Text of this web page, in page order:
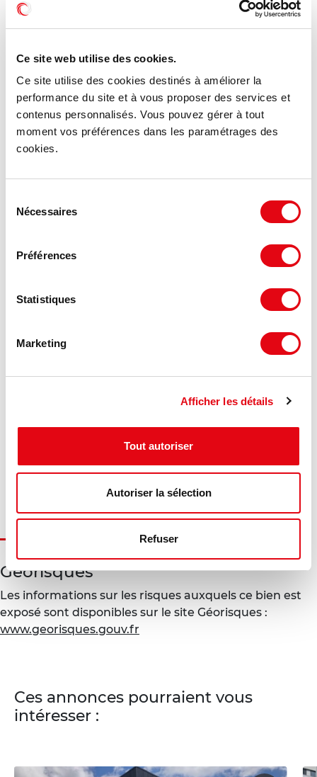
Ce site web utilise des cookies.
Ce site utilise des cookies destinés à améliorer la
performance du site et à vous proposer des services et
contenus personnalisés. Vous pouvez gérer à tout
moment vos préférences dans les paramétrages des
cookies.
Nécessaires
Préférences
Statistiques
Marketing
Afficher les détails
Tout autoriser
Autoriser la sélection
Refuser
Consommation énergétique :
Diagnostic en cours de réalisation
Gaz à effet de serre :
Géorisques
Les informations sur les risques auxquels ce bien est
exposé sont disponibles sur le site Géorisques :
www.georisques.gouv.fr
Ces annonces pourraient vous
intéresser :